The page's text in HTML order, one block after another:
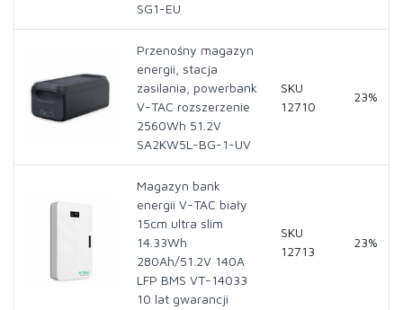
SG1-EU
Przenośny magazyn
energii, stacja
zasilania, powerbank
V-TAC rozszerzenie
2560Wh 51.2V
SA2KW5L-BG-1-UV
SKU
12710
23%
Magazyn bank
energii V-TAC biały
15cm ultra slim
14.33Wh
280Ah/51.2V 140A
LFP BMS VT-14033
10 lat gwarancji
SKU
12713
23%